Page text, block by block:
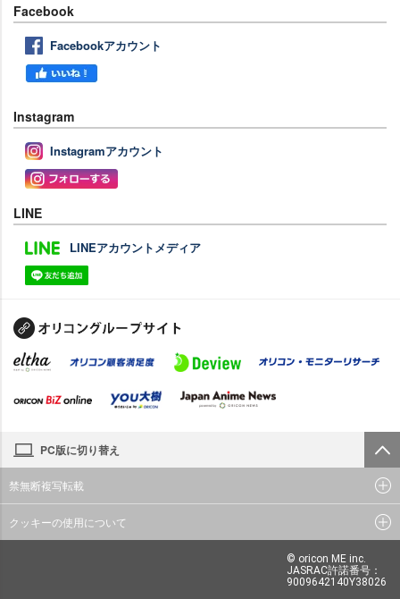
Facebook
Facebookアカウント
Instagram
Instagramアカウント
LINE
LINEアカウントメディア
PC版に切り替え
禁無断複写転載
クッキーの使用について
© oricon ME inc.
JASRAC許諾番号：
9009642140Y38026